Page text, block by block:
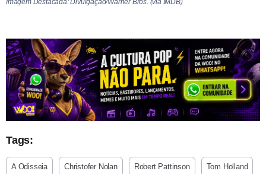
Tags:
A Odisseia Christofer Nolan Robert Pattinson Tom Holland